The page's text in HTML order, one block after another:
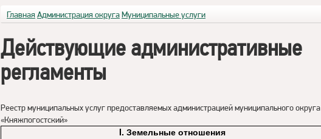
Главная Администрация округаМуниципальные услуги
Действующие административные
регламенты
Реестр муниципальных услуг предоставляемых администрацией муниципального округа
«Княжпогостский»
I. Земельные отношения